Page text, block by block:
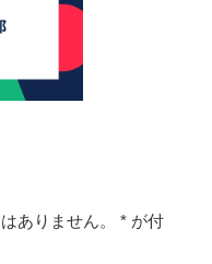
ありません。 * が付